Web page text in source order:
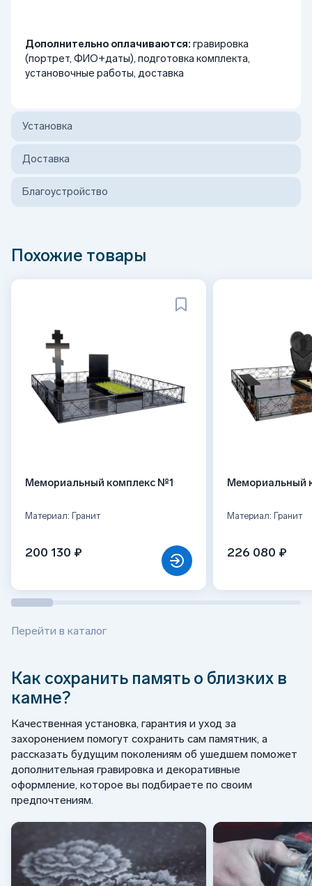
Дополнительно оплачиваются: гравировка
(портрет, ФИО+даты), подготовка комплекта,
установочные работы, доставка
Установка
Доставка
Благоустройство
Похожие товары
Мемориальный комплекс №1
Материал: Гранит
200 130 ₽
Мемориальный
Материал: Гранит
226 080 ₽
Перейти в каталог
Как сохранить память о близких в
камне?
Качественная установка, гарантия и уход за
захоронением помогут сохранить сам памятник, а
рассказать будущим поколениям об ушедшем поможет
дополнительная гравировка и декоративные
оформление, которое вы подбираете по своим
предпочтениям.